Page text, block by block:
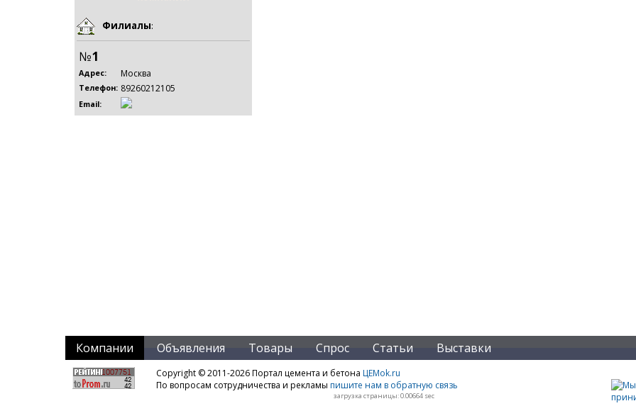
Филиалы:
№1
Адрес: Москва
Телефон: 89260212105
Email:
Компании Объявления Товары Спрос Статьи Выставки
Copyright © 2011-2026 Портал цемента и бетона ЦЕМok.ru
По вопросам сотрудничества и рекламы пишите нам в обратную связь
загрузка страницы: 0.00664 sec